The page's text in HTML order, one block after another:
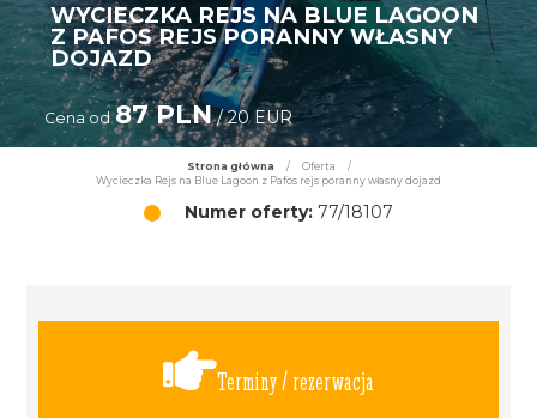
WYCIECZKA REJS NA BLUE LAGOON
Z PAFOS REJS PORANNY WŁASNY
DOJAZD
Cena od 87 PLN/ 20 EUR
Strona główna / Oferta
/
Wycieczka Rejs na Blue Lagoon z Pafos rejs poranny własny dojazd
Numer oferty: 77/18107
Terminy / rezerwacja